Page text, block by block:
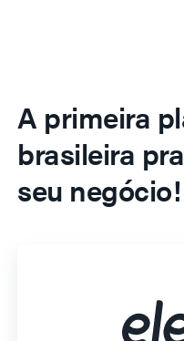
A primeira
brasileira
seu negócio!